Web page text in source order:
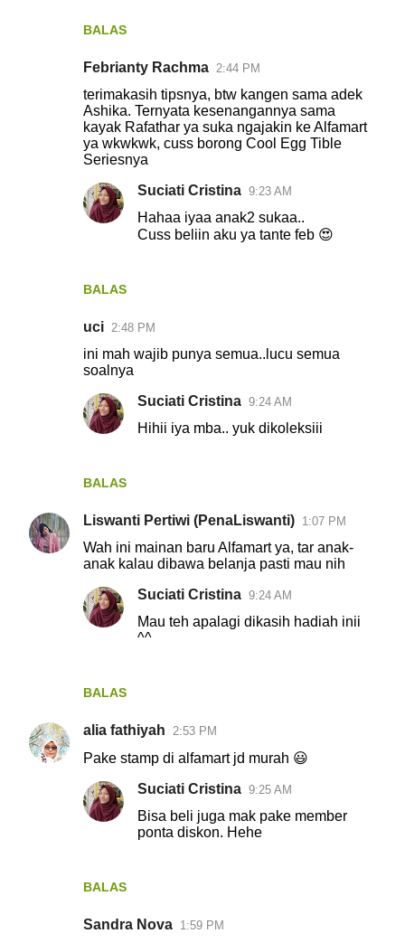
BALAS
Febrianty Rachma 2:44 PM
terimakasih tipsnya, btw kangen sama adek
Ashika. Ternyata kesenangannya sama
kayak Rafathar ya suka ngajakin ke Alfamart
ya wkwkwk, cuss borong Cool Egg Tible
Seriesnya
BALAS
Suciati Cristina 9:23 AM
Hahaa iyaa anak2 sukaa..
Cuss beliin aku ya tante feb 😍
uci 2:48 PM
ini mah wajib punya semua..lucu semua
soalnya
BALAS
Suciati Cristina 9:24 AM
Hihii iya mba.. yuk dikoleksiii
Liswanti Pertiwi (PenaLiswanti) 1:07 PM
Wah ini mainan baru Alfamart ya, tar anak-
anak kalau dibawa belanja pasti mau nih
BALAS
Suciati Cristina 9:24 AM
Mau teh apalagi dikasih hadiah inii
^^
alia fathiyah 2:53 PM
Pake stamp di alfamart jd murah 😃
BALAS
Suciati Cristina 9:25 AM
Bisa beli juga mak pake member
ponta diskon. Hehe
Sandra Nova 1:59 PM